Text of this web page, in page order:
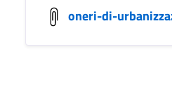
oneri-di-